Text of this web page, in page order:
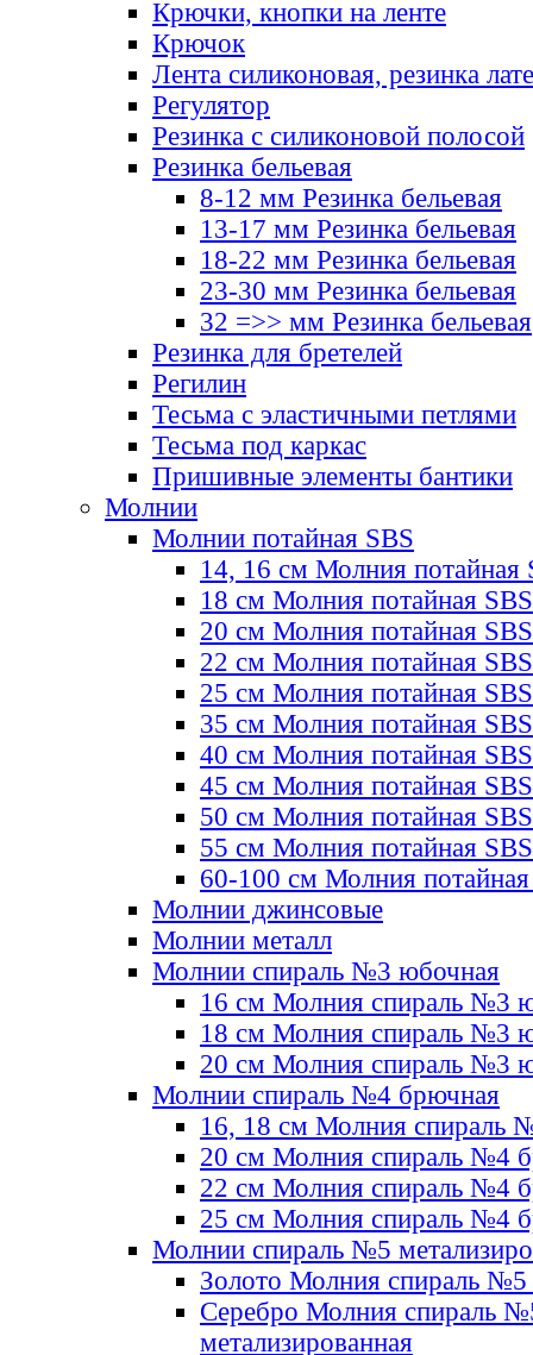
Крючки, кнопки на ленте
Крючок
Лента силиконовая, резинка
Регулятор
Резинка с силиконовой полосой
Резинка бельевая
8-12 мм Резинка бельевая
13-17 мм Резинка бельевая
18-22 мм Резинка бельевая
23-30 мм Резинка бельевая
32 =>> мм Резинка бельевая
Резинка для бретелей
Регилин
Тесьма с эластичными петлями
Тесьма под каркас
Пришивные элементы бантики
Молнии
Молнии потайная SBS
14, 16 см Молния потайная
18 см Молния потайная SBS
20 см Молния потайная SBS
22 см Молния потайная SBS
25 см Молния потайная SBS
35 см Молния потайная SBS
40 см Молния потайная SBS
45 см Молния потайная SBS
50 см Молния потайная SBS
55 см Молния потайная SBS
60-100 см Молния
Молнии джинсовые
Молнии металл
Молнии спираль №3 юбочная
16 см Молния спираль №3
18 см Молния спираль №3
20 см Молния спираль №3
Молнии спираль №4 брючная
16, 18 см Молния спираль
20 см Молния спираль №4
22 см Молния спираль №4
25 см Молния спираль №4
Молнии спираль №5
Золото Молния спираль №5
Серебро Молния спираль
метализированная